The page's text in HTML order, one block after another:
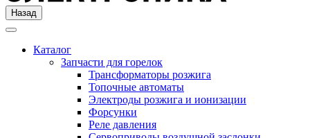
Назад
Каталог
Запчасти для горелок
Трансформаторы розжига
Топочные автоматы
Электроды розжига и ионизации
Форсунки
Реле давления